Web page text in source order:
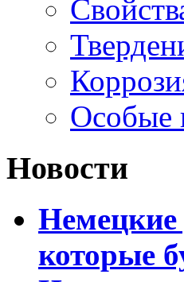
Особые
Новости
Немецкие
которые